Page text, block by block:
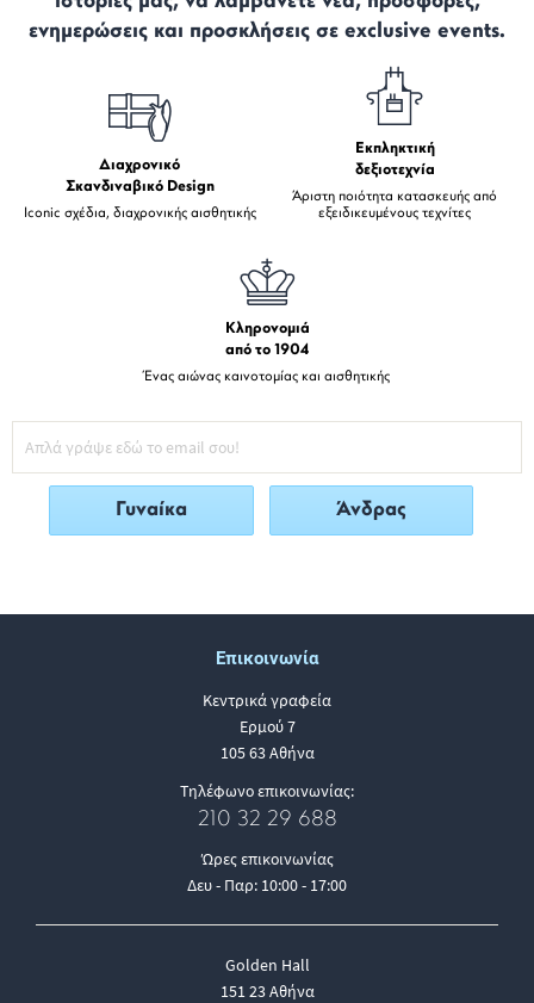
ενημερώσεις και προσκλήσεις σε exclusive events.
Διαχρονικό
Σκανδιναβικό Design
Iconic σχέδια, διαχρονικής αισθητικής
Εκπληκτική
δεξιοτεχνία
Άριστη ποιότητα κατασκευής από
εξειδικευμένους τεχνίτες
Κληρονομιά
από το 1904
Ένας αιώνας καινοτομίας και αισθητικής
Γυναίκα Άνδρας
Επικοινωνία
Κεντρικά γραφεία
Ερμού 7
105 63 Αθήνα
Τηλέφωνο επικοινωνίας:
210 32 29 688
Ώρες επικοινωνίας
Δευ - Παρ: 10:00 - 17:00
Golden Hall
151 23 Αθήνα